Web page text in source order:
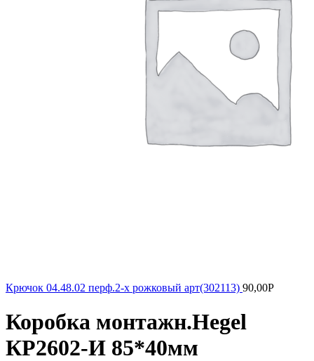
Крючок 04.48.02 перф.2-х рожковый арт(302113) 90,00Р
Коробка монтажн.Неgel
КР2602-И 85*40мм